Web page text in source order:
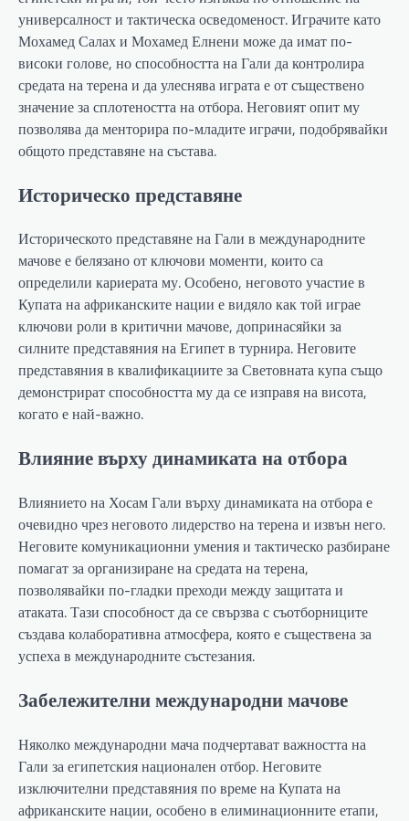
универсалност и тактическа осведоменост. Играчите като
Мохамед Салах и Мохамед Елнени може да имат по-
високи голове, но способността на Гали да контролира
средата на терена и да улеснява играта е от съществено
значение за сплотеността на отбора. Неговият опит му
позволява да менторира по-младите играчи, подобрявайки
общото представяне на състава.
Историческо представяне
Историческото представяне на Гали в международните
мачове е белязано от ключови моменти, които са
определили кариерата му. Особено, неговото участие в
Купата на африканските нации е видяло как той играе
ключови роли в критични мачове, допринасяйки за
силните представяния на Египет в турнира. Неговите
представяния в квалификациите за Световната купа също
демонстрират способността му да се изправя на висота,
когато е най-важно.
Влияние върху динамиката на отбора
Влиянието на Хосам Гали върху динамиката на отбора е
очевидно чрез неговото лидерство на терена и извън него.
Неговите комуникационни умения и тактическо разбиране
помагат за организиране на средата на терена,
позволявайки по-гладки преходи между защитата и
атаката. Тази способност да се свързва с съотборниците
създава колаборативна атмосфера, която е съществена за
успеха в международните състезания.
Забележителни международни мачове
Няколко международни мача подчертават важността на
Гали за египетския национален отбор. Неговите
изключителни представяния по време на Купата на
африканските нации, особено в елиминационните етапи,